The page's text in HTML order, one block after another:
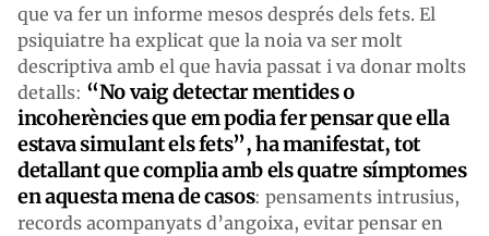
que va fer un informe mesos després dels fets. El
psiquiatre ha explicat que la noia va ser molt
descriptiva amb el que havia passat i va donar molts
detalls: “No vaig detectar mentides o
incoherències que em podia fer pensar que ella
estava simulant els fets”, ha manifestat, tot
detallant que complia amb els quatre símptomes
en aquesta mena de casos: pensaments intrusius,
records acompanyats d’angoixa, evitar pensar en